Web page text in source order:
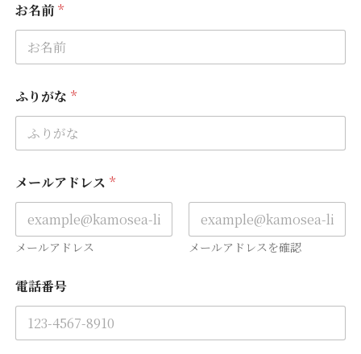
お名前 *
ふりがな *
メールアドレス *
メールアドレス メールアドレスを確認
り
が
お
電話番号